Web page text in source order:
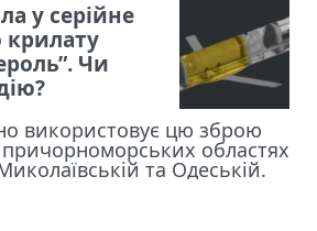
у серійне
Чи
використовує цю зброю
областях
та Одеській.